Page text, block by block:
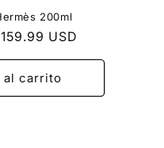
200ml
USD
al carrito